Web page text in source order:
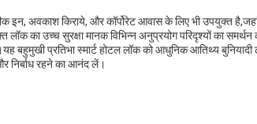
इन, अवकाश किराये, और कॉर्पोरेट आवास के लिए भी उपयुक्त
का उच्च सुरक्षा मानक विभिन्न अनुप्रयोग परिदृश्यों का
बहुमुखी प्रतिभा स्मार्ट होटल लॉक को आधुनिक आतिथ्य बुनियादी
निर्बाध रहने का आनंद लें।